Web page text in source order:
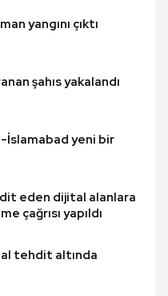
yangını çıktı
şahıs yakalandı
İslamabad yeni bir
eden dijital alanlara
çağrısı yapıldı
tehdit altında